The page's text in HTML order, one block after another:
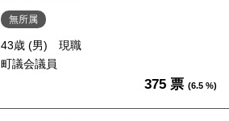
無所属
43歳 (男)
現職
町議会議員
375 票 (6.5 %)